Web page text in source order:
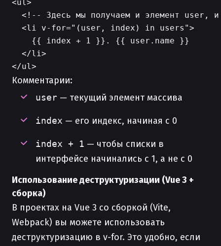
<ul>
<!-- Здесь мы получаем и элемент user,
  <li v-for="(user, index) in users">
    {{ index + 1 }}. {{ user.name }}
  </li>
Комментарии:
user — текущий элемент массива
index — его индекс, начиная с 0
index + 1 — чтобы списки в
интерфейсе начинались с 1, а не с 0
Использование деструктуризации (Vue 3 +
сборка)
В проектах на Vue 3 со сборкой (Vite,
Webpack) вы можете использовать
деструктуризацию в v-for. Это удобно, если